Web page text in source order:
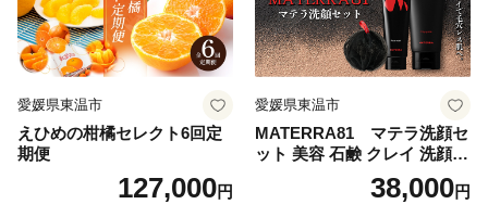
愛媛県東温市
えひめの柑橘セレクト6回定
期便
127,000円
愛媛県東温市
MATERRA81 マテラ洗顔セ
ット 美容 石鹸 クレイ 洗顔フ
ォーム マテラ 泡立てネット
38,000円